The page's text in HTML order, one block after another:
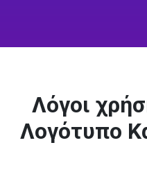
Λόγοι
Λογότυπο